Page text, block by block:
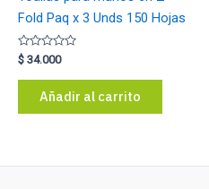
Fold Paq x 3 Unds 150 Hojas
Valorado
con
0
$ 34.000
Añadir al carrito